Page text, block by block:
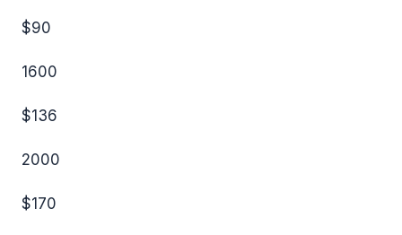
$90
1600
$136
2000
$170